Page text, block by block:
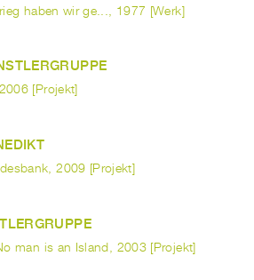
haben wir ge..., 1977 [Werk]
[Projekt]
2009 [Projekt]
man is an Island, 2003 [Projekt]